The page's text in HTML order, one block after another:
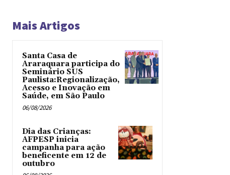
Mais Artigos
Santa Casa de
Araraquara participa do
Seminário SUS
Paulista:Regionalização,
Acesso e Inovação em
Saúde, em São Paulo
06/08/2026
Dia das Crianças:
AFPESP inicia
campanha para ação
beneficente em 12 de
outubro